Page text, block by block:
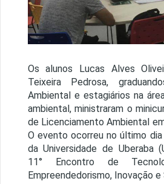
Os alunos Lucas Alves
Teixeira Pedrosa,
Ambiental e estagiários na
ambiental, ministraram o
de Licenciamento Ambiental
O evento ocorreu no último
da Universidade de Uberaba
11° Encontro de
Empreendedorismo, Inovação